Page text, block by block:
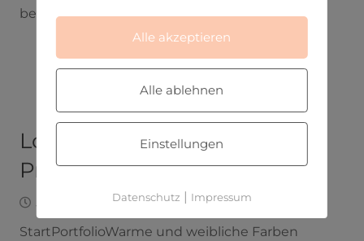
bestimmte Facette der Marke.…
Logogestaltung und
Printdesign – Frauenarzt
Januar 20, 2020 Laura
StartPortfolioWarme und weibliche Farben
Alle akzeptieren
Alle ablehnen
Einstellungen
Datenschutz | Impressum